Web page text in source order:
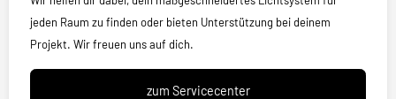
jeden Raum zu finden oder bieten Unterstützung bei deinem
Projekt. Wir freuen uns auf dich.
zum Servicecenter